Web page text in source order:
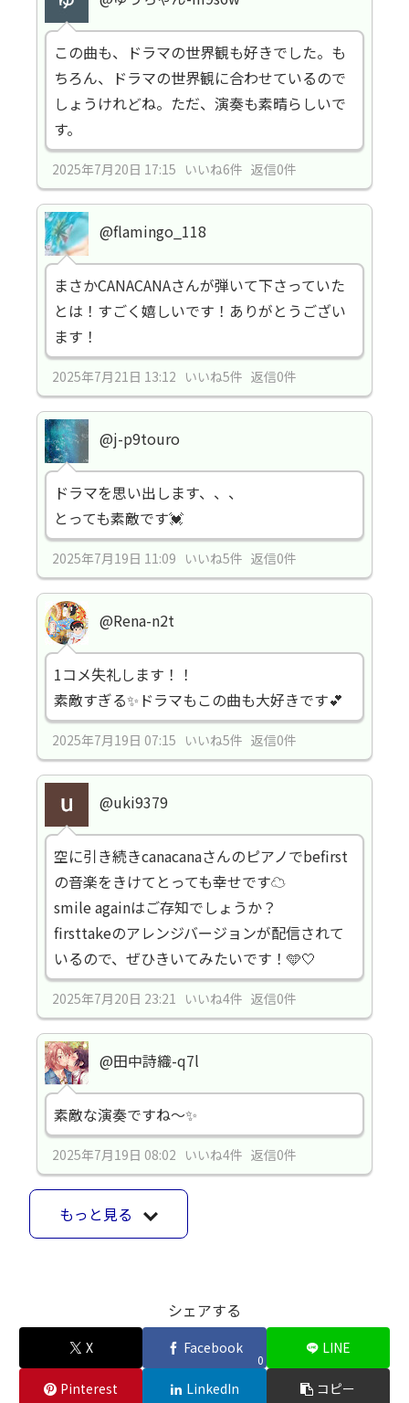
この曲も、ドラマの世界観も好きでした。も
ちろん、ドラマの世界観に合わせているので
しょうけれどね。ただ、演奏も素晴らしいで
す。
2025年7月20日 17:15 いいね6件 返信0件
@flamingo_118
まさかCANACANAさんが弾いて下さっていた
とは！すごく嬉しいです！ありがとうござい
ます！
2025年7月21日 13:12 いいね5件 返信0件
@j-p9touro
ドラマを思い出します、、、
とっても素敵です💓
2025年7月19日 11:09 いいね5件 返信0件
@Rena-n2t
1コメ失礼します！！
素敵すぎる✨ドラマもこの曲も大好きです💕‪
2025年7月19日 07:15 いいね5件 返信0件
@uki9379
空に引き続きcanacanaさんのピアノでbefirst
の音楽をきけてとっても幸せです☁️
smile againはご存知でしょうか？
firsttakeのアレンジバージョンが配信されて
いるので、ぜひきいてみたいです！🩵🤍
2025年7月20日 23:21 いいね4件 返信0件
@田中詩織-q7l
素敵な演奏ですね～✨
2025年7月19日 08:02 いいね4件 返信0件
もっと見る
シェアする
X Facebook
0
LINE
Pinterest LinkedIn コピー